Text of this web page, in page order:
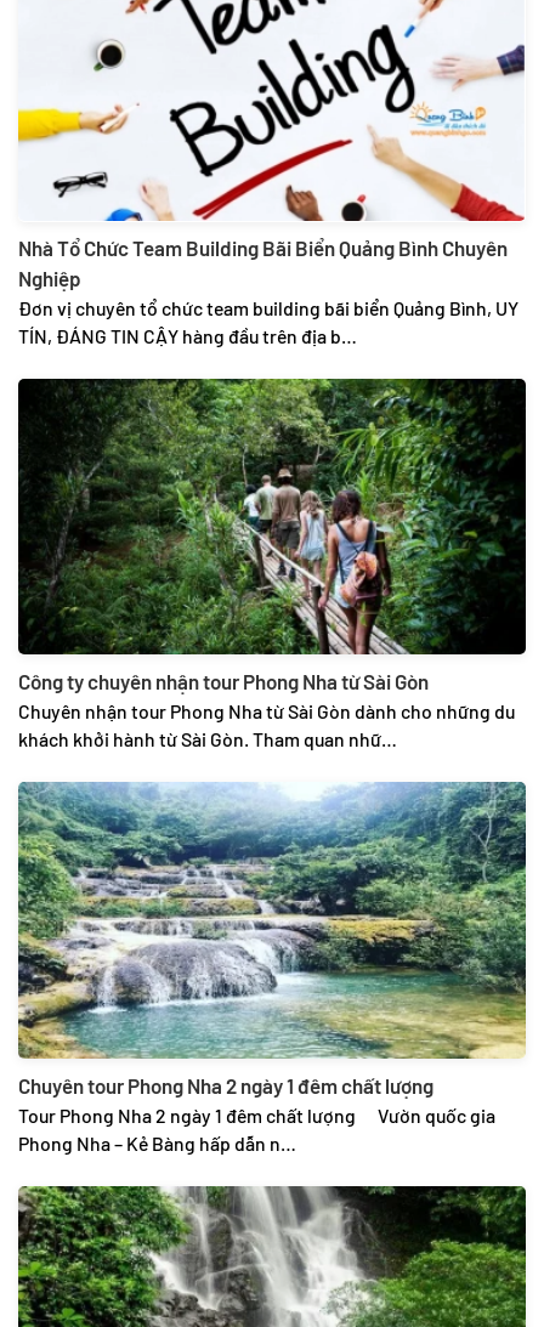
Nhà Tổ Chức Team Building Bãi Biển Quảng Bình Chuyên
Nghiệp
Đơn vị chuyên tổ chức team building bãi biển Quảng Bình, UY
TÍN, ĐÁNG TIN CẬY hàng đầu trên địa b…
Công ty chuyên nhận tour Phong Nha từ Sài Gòn
Chuyên nhận tour Phong Nha từ Sài Gòn dành cho những du
khách khởi hành từ Sài Gòn. Tham quan nhữ…
Chuyên tour Phong Nha 2 ngày 1 đêm chất lượng
Tour Phong Nha 2 ngày 1 đêm chất lượng Vườn quốc gia
Phong Nha – Kẻ Bàng hấp dẫn n…